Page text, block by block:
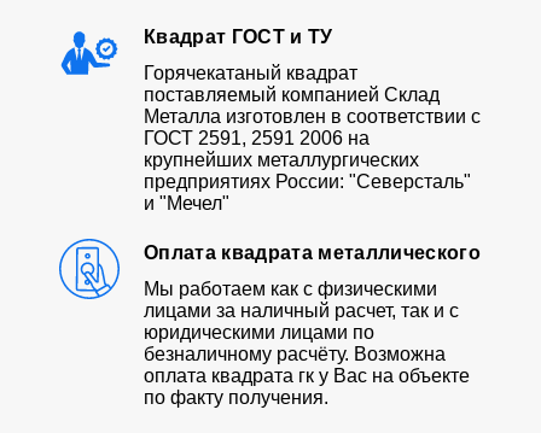
Квадрат ГОСТ и ТУ
Горячекатаный квадрат
поставляемый компанией Склад
Металла изготовлен в соответствии с
ГОСТ 2591, 2591 2006 на
крупнейших металлургических
предприятиях России: "Северсталь"
и "Мечел"
Оплата квадрата металлического
Мы работаем как с физическими
лицами за наличный расчет, так и с
юридическими лицами по
безналичному расчёту. Возможна
оплата квадрата гк у Вас на объекте
по факту получения.